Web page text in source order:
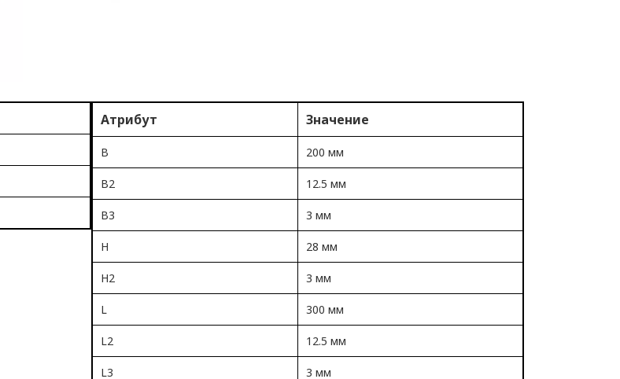
Атрибут Значение
B 200 мм
B2 12.5 мм
B3 3 мм
H 28 мм
H2 3 мм
L 300 мм
L2 12.5 мм
L3 3 мм